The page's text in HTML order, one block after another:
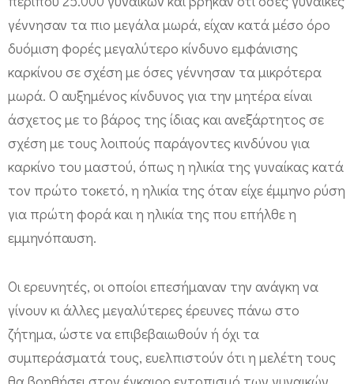
ε
ς
μ
ε
μ
ε
γ
ά
λ
υ
β
ά
ρ
γέννησαν τα πιο μεγάλα μωρά, είχαν κατά μέσο όρο
δυόμιση φορές μεγαλύτερο κίνδυνο εμφάνισης
καρκίνου σε σχέση με όσες γέννησαν τα μικρότερα
μωρά. Ο αυξημένος κίνδυνος για την μητέρα είναι
άσχετος με το βάρος της ίδιας και ανεξάρτητος σε
σχέση με τους λοιπούς παράγοντες κινδύνου για
καρκίνο του μαστού, όπως η ηλικία της γυναίκας κατά
τον πρώτο τοκετό, η ηλικία της όταν είχε έμμηνο ρύση
για πρώτη φορά και η ηλικία της που επήλθε η
εμμηνόπαυση.
Οι ερευνητές, οι οποίοι επεσήμαναν την ανάγκη να
γίνουν κι άλλες μεγαλύτερες έρευνες πάνω στο
ζήτημα, ώστε να επιβεβαιωθούν ή όχι τα
συμπεράσματά τους, ευελπιστούν ότι η μελέτη τους